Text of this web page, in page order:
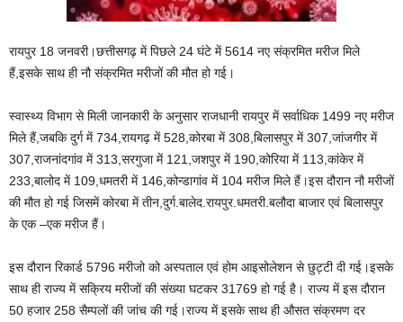
रायपुर 18 जनवरी।छत्तीसगढ़ में पिछले 24 घंटे में 5614 नए संक्रमित मरीज मिले
हैं,इसके साथ ही नौ संक्रमित मरीजों की मौत हो गई।
स्वास्थ्य विभाग से मिली जानकारी के अनुसार राजधानी रायपुर में सर्वाधिक 1499 नए मरीज
मिले हैं,जबकि दुर्ग में 734,रायगढ़ में 528,कोरबा में 308,बिलासपुर में 307,जांजगीर में
307,राजनांदगांव में 313,सरगुजा में 121,जशपुर में 190,कोरिया में 113,कांकेर में
233,बालोद में 109,धमतरी में 146,कोन्डागांव में 104 मरीज मिले हैं।इस दौरान नौ मरीजों
की मौत हो गई जिसमें कोरबा में तीन,दुर्ग.बालेद.रायपुर.धमतरी.बलौदा बाजार एवं बिलासपुर
के एक –एक मरीज हैं।
इस दौरान रिकार्ड 5796 मरीजो को अस्पताल एवं होम आइसोलेशन से छुट्टी दी गई।इसके
साथ ही राज्य में सक्रिय मरीजों की संख्या घटकर 31769 हो गई है। राज्य में इस दौरान
50 हजार 258 सैम्पलों की जांच की गई।राज्य में इसके साथ ही औसत संक्रमण दर